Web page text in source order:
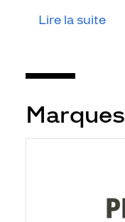
Lire la suite
Marques